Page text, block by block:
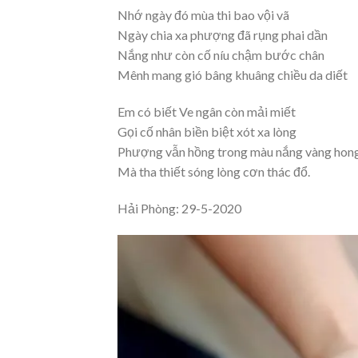
Nhớ ngày đó mùa thi bao vội vã
Ngày chia xa phượng đã rụng phai dần
Nắng như còn cố níu chậm bước chân
Mênh mang gió bâng khuâng chiều da diết
Em có biết Ve ngân còn mải miết
Gọi cố nhân biền biệt xót xa lòng
Phượng vẫn hồng trong màu nắng vàng
Mà tha thiết sóng lòng cơn thác đổ.
Hải Phòng: 29-5-2020